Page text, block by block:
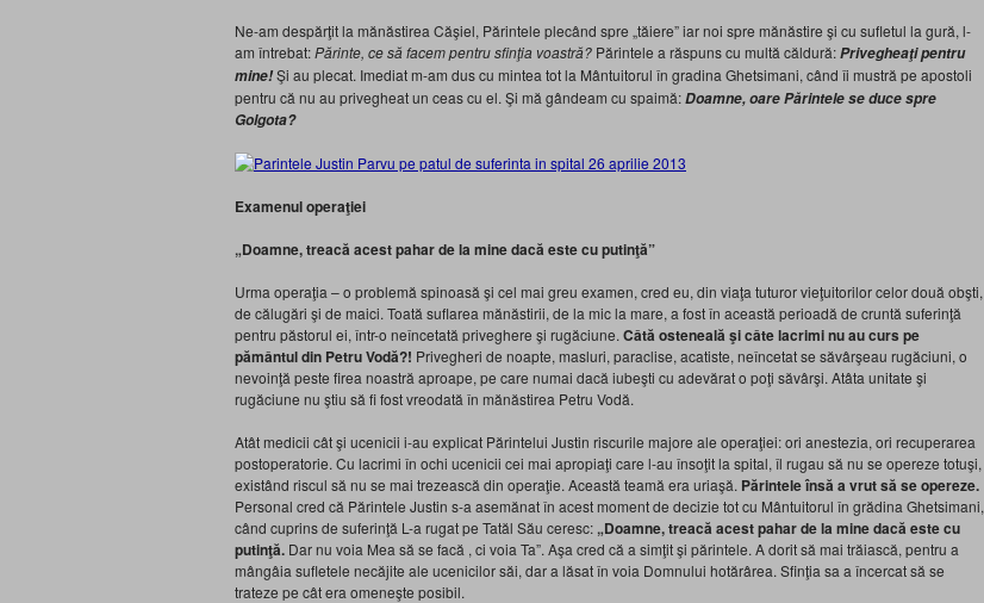
Ne-am despărţit la mănăstirea Căşiel, Părintele plecând spre „tăiere” iar noi spre mănăstire şi cu sufletul la gură, l-
am întrebat:Părinte, ce să facem pentru sfinţia voastră? Părintele a răspuns cu multă căldură:Privegheaţi pentru
mine!Şi au plecat. Imediat m-am dus cu mintea tot la Mântuitorul în gradina Ghetsimani, când îi mustră pe apostoli
pentru că nu au privegheat un ceas cu el. Şi mă gândeam cu spaimă:Doamne, oare Părintele se duce spre
Golgota?
Examenul operaţiei
„Doamne, treacă acest pahar de la mine dacă este cu putinţă”
Urma operaţia – o problemă spinoasă şi cel mai greu examen, cred eu, din viaţa tuturor vieţuitorilor celor două obşti,
de călugări şi de maici. Toată suflarea mănăstirii, de la mic la mare, a fost în această perioadă de cruntă suferinţă
pentru păstorul ei, într-o neîncetată priveghere şi rugăciune. Câtă osteneală şi câte lacrimi nu au curs pe
pământul din Petru Vodă?! Privegheri de noapte, masluri, paraclise, acatiste, neîncetat se săvârşeau rugăciuni, o
nevoinţă peste firea noastră aproape, pe care numai dacă iubeşti cu adevărat o poţi săvârşi. Atâta unitate şi
rugăciune nu ştiu să fi fost vreodată în mănăstirea Petru Vodă.
Atât medicii cât şi ucenicii i-au explicat Părintelui Justin riscurile majore ale operaţiei: ori anestezia, ori recuperarea
postoperatorie. Cu lacrimi în ochi ucenicii cei mai apropiaţi care l-au însoţit la spital, îl rugau să nu se opereze totuşi,
existând riscul să nu se mai trezească din operaţie. Această teamă era uriaşă. Părintele însă a vrut să se opereze.
Personal cred că Părintele Justin s-a asemănat în acest moment de decizie tot cu Mântuitorul în grădina Ghetsimani,
când cuprins de suferinţă L-a rugat pe Tatăl Său ceresc: „Doamne, treacă acest pahar de la mine dacă estecu
putinţă. Dar nu voia Mea să se facă , ci voia Ta”. Aşa cred că a simţit şi părintele. A dorit să mai trăiască, pentru a
mângâia sufletele necăjite ale ucenicilor săi, dar a lăsat în voia Domnului hotărârea. Sfinţia sa a încercat să se
trateze pe cât era omeneşte posibil.